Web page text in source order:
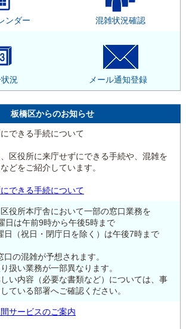
ップ
ンダー 混雑状況確認
況 メール通知登録
板橋区からのお知らせ
できる手続について
区役所に来庁せずにできる手続や、混雑を
どをご紹介しています。
できる手続について
役所本庁舎において一部の窓口業務を
日は午前9時から午後5時まで
日（祝日・閉庁日を除く）は午後7時まで
の混雑が予想されます。
扱い業務が一部異なります。
い内容（必要な書類など）については、事
ている部署へご確認ください。
サービスのご案内